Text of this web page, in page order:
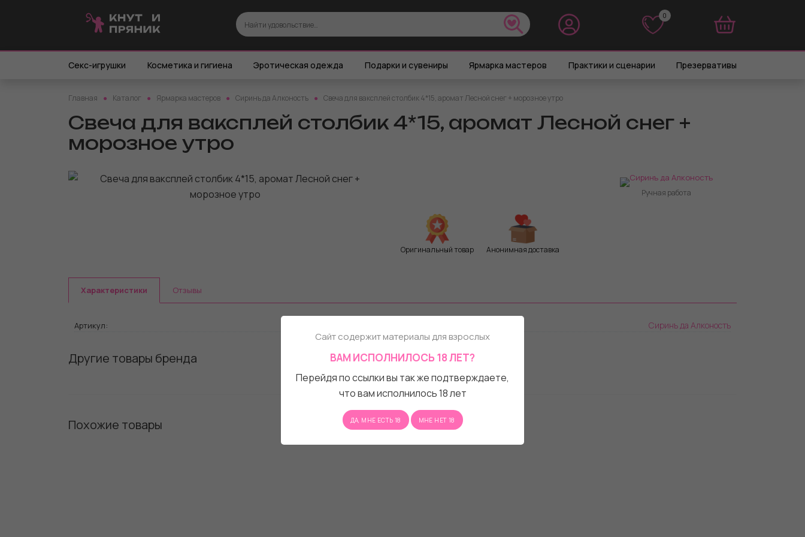
0
Секс-игрушки Косметика и гигиена Эротическая одежда Подарки и сувениры Ярмарка мастеров Практики и сценарии Презервативы
Главная Каталог Ярмарка мастеров Сиринъ да Алконостъ Свеча для ваксплей столбик 4*15, аромат Лесной снег + морозное утро
Свеча для ваксплей столбик 4*15, аромат Лесной снег +
морозное утро
Ручная работа
Оригинальный товар Анонимная доставка
Характеристики Отзывы
Артикул: Сиринъ да Алконостъ
Другие товары бренда
Похожие товары
Сайт содержит материалы для взрослых
ВАМ ИСПОЛНИЛОСЬ 18 ЛЕТ?
Перейдя по ссылки вы так же подтверждаете,
что вам исполнилось 18 лет
ДА, МНЕ ЕСТЬ 18 МНЕ НЕТ 18